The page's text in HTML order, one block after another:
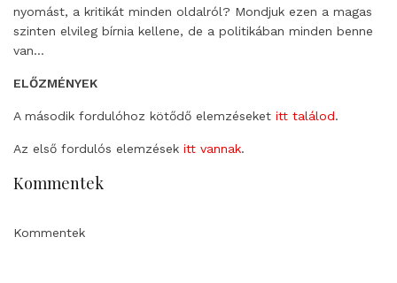
nyomást, a kritikát minden oldalról? Mondjuk ezen a magas
szinten elvileg bírnia kellene, de a politikában minden benne
van…
ELŐZMÉNYEK
A második fordulóhoz kötődő elemzéseket itt találod.
Az első fordulós elemzések itt vannak.
Kommentek
Kommentek